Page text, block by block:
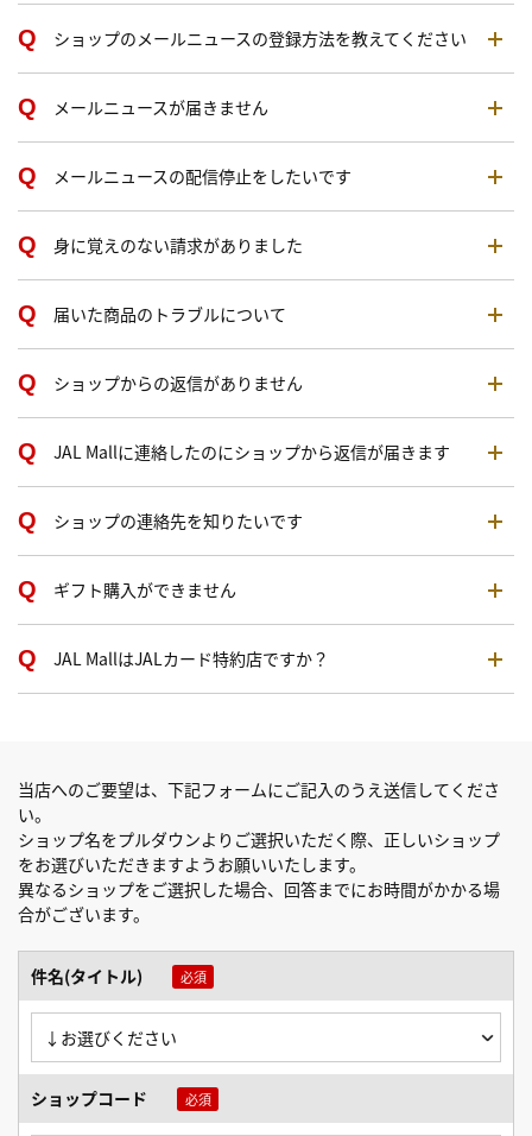
ショップのメールニュースの登録方法を教えてください
メールニュースが届きません
メールニュースの配信停止をしたいです
身に覚えのない請求がありました
届いた商品のトラブルについて
ショップからの返信がありません
JAL Mallに連絡したのにショップから返信が届きます
ショップの連絡先を知りたいです
ギフト購入ができません
JAL MallはJALカード特約店ですか？
当店へのご要望は、下記フォームにご記入のうえ送信してくださ
い。
ショップ名をプルダウンよりご選択いただく際、正しいショップ
をお選びいただきますようお願いいたします。
異なるショップをご選択した場合、回答までにお時間がかかる場
合がございます。
件名(タイトル)
ショップコード